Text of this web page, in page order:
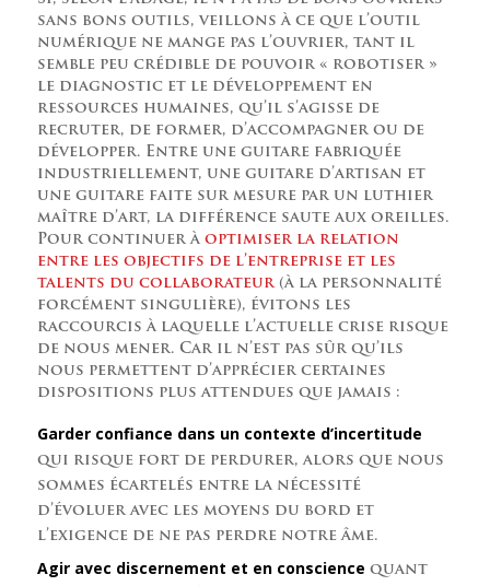
sans bons outils, veillons à ce que l’outil
numérique ne mange pas l’ouvrier, tant il
semble peu crédible de pouvoir « robotiser »
le diagnostic et le développement en
ressources humaines, qu’il s’agisse de
recruter, de former, d’accompagner ou de
développer. Entre une guitare fabriquée
industriellement, une guitare d’artisan et
une guitare faite sur mesure par un luthier
maître d’art, la différence saute aux oreilles.
Pour continuer à optimiser la relation
entre les objectifs de l’entreprise et les
talents du collaborateur(à la personnalité
forcément singulière), évitons les
raccourcis à laquelle l’actuelle crise risque
de nous mener. Car il n’est pas sûr qu’ils
nous permettent d’apprécier certaines
dispositions plus attendues que jamais :
Garder confiance dans un contexte d’incertitude
qui risque fort de perdurer, alors que nous
sommes écartelés entre la nécessité
d’évoluer avec les moyens du bord et
l’exigence de ne pas perdre notre âme.
Agir avec discernement et en conscience quant